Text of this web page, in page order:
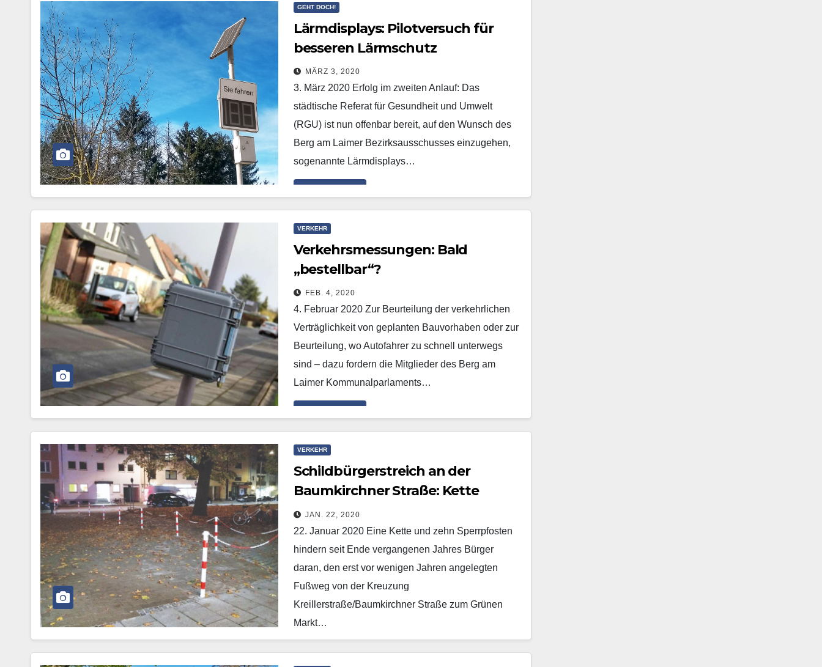
GEHT DOCH!
Lärmdisplays: Pilotversuch für
besseren Lärmschutz
MÄRZ 3, 2020
3. März 2020 Erfolg im zweiten Anlauf: Das
städtische Referat für Gesundheit und Umwelt
(RGU) ist nun offenbar bereit, auf den Wunsch des
Berg am Laimer Bezirksausschusses einzugehen,
sogenannte Lärmdisplays…
VERKEHR
Verkehrsmessungen: Bald
„bestellbar“?
FEB. 4, 2020
4. Februar 2020 Zur Beurteilung der verkehrlichen
Verträglichkeit von geplanten Bauvorhaben oder zur
Beur­teilung, wo Autofahrer zu schnell unterwegs
sind – dazu fordern die Mitglieder des Berg am
Laimer Kommunalparlaments…
VERKEHR
Schildbürgerstreich an der
Baumkirchner Straße: Kette
versperrt Fußweg
JAN. 22, 2020
22. Januar 2020 Eine Kette und zehn Sperrpfosten
hindern seit Ende vergangenen Jahres Bürger
daran, den erst vor wenigen Jahren angelegten
Fußweg von der Kreuzung
Kreillerstraße/Baumkirchner Straße zum Grünen
Markt…
Mehr erfahren